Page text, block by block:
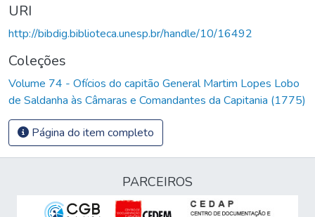
URI
http://bibdig.biblioteca.unesp.br/handle/10/16492
Coleções
Volume 74 - Ofícios do capitão General Martim Lopes Lobo
de Saldanha às Câmaras e Comandantes da Capitania (1775)
Página do item completo
PARCEIROS